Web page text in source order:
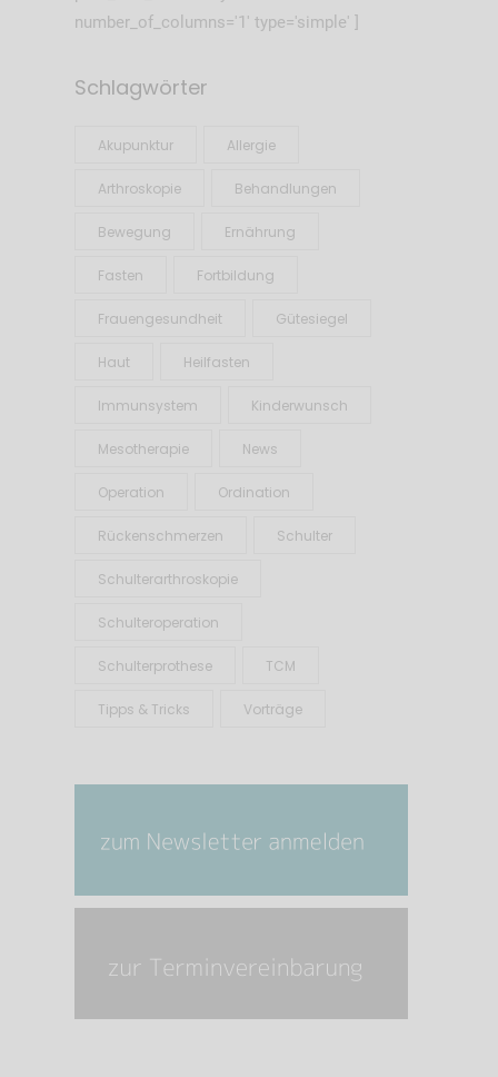
number_of_columns='1' type='simple' ]
Schlagwörter
Akupunktur Allergie
Arthroskopie Behandlungen
Bewegung Ernährung
Fasten Fortbildung
Frauengesundheit Gütesiegel
Haut Heilfasten
Immunsystem Kinderwunsch
Mesotherapie News
Operation Ordination
Rückenschmerzen Schulter
Schulterarthroskopie
Schulteroperation
Schulterprothese TCM
Tipps & Tricks Vorträge